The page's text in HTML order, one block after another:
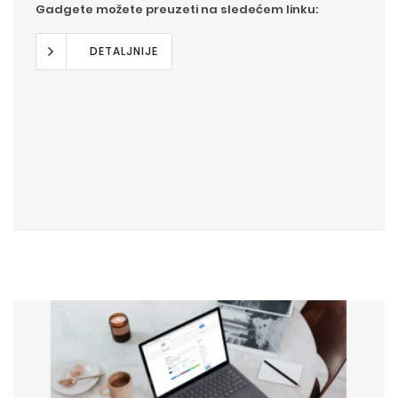
Gadgete možete preuzeti na sledećem linku:
DETALJNIJE